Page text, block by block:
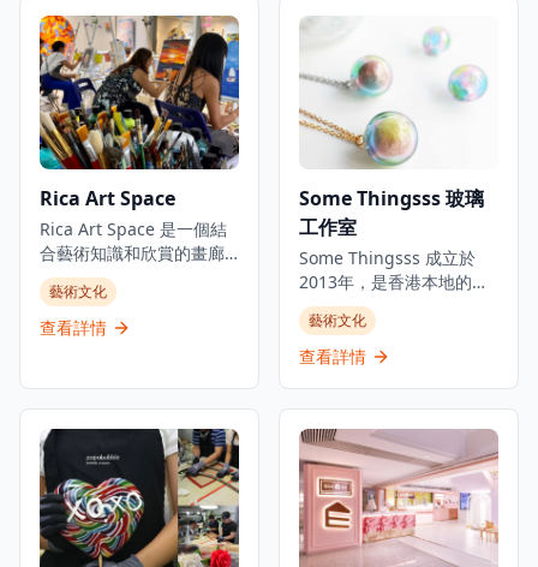
術愛好者。無論是初學者
還是進階學員，都能在這
裡找到適合的課程，從傳
統中國水墨畫技法到現代
創意藝術表達，KA Atelier
提供全面的藝術教育體
驗。工作室環境優雅寧
作空間，讓每位參與者都
能在專業導師的指導下探
索和發展自己的藝術潛
能。這裡不僅是學習繪畫
的地方，更是文化交流和
藝術創作的溫馨社區。
還可以參加工作坊，在專
業導師的指導下學習陶藝
技能並創作自己的作品，
從拉坯到上釉，體驗完整
的陶藝製作過程。工作室
環境溫馨舒適，適合情
侶、朋友或家庭一起參
與，創造獨特的藝術體驗
和美好回憶。無論是想要
學習新技能的初學者，還
是尋求創作靈感的藝術愛
好者，Pottery By The Bay
都能提供豐富的陶藝體
驗，使其成為藝術愛好者
和休閒遊客的熱門目的
地。
Rica Art Space
Rica Art Space 是一個結
合藝術知識和欣賞的畫廊
和工作室。位於灣仔，這
個創意工作坊和畫廊提供
壓克力藝術即興創作工作
也是來自世界各地先鋒藝
術家的展覽空間。Rica Art
Space 還提供質感繪畫工
作坊、藝術與酒類課程,以
及香港天際線繪畫工作坊,
藝術文化
查看詳情
Some Thingsss 玻璃
工作室
Some Thingsss 成立於
2013年，是香港本地的手
工玻璃工作室，運用不同
的玻璃工藝創作，將玻璃
工藝融入生活。工作室通
藝術。除推出手工玻璃產
品外，開設不同主題的玻
璃工作坊，讓公眾體驗製
作玻璃藝術的樂趣。位於
大角咀的工作室提供定制
和手工玻璃產品，使其成
藝術文化
查看詳情